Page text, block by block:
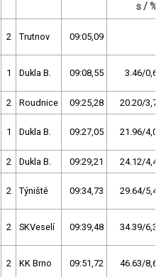
s / %
2 Trutnov 09:05,09
1 Dukla B. 09:08,55 3.46/0,6
2 Roudnice 09:25,28 20.20/3,7
1 Dukla B. 09:27,05 21.96/4,0
2 Dukla B. 09:29,21 24.12/4,4
2 Týniště 09:34,73 29.64/5,4
2 SKVeselí 09:39,48 34.39/6,3
2 KK Brno 09:51,72 46.63/8,6